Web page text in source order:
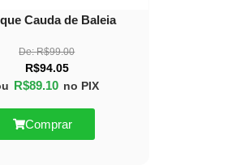
Cauda de Baleia
De:R$99.00
R$94.05
R$89.10 no PIX
Comprar